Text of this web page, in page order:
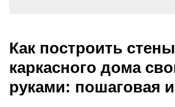
Как построить стены
каркасного дома
руками: пошаговая